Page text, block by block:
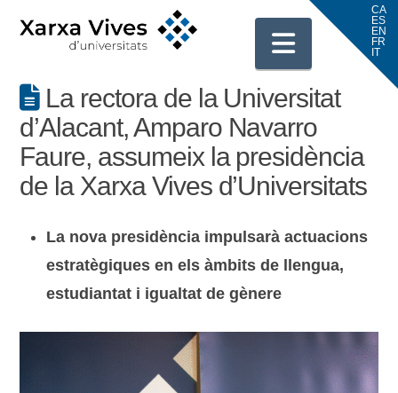
La rectora de la Universitat
d’Alacant, Amparo Navarro
Faure, assumeix la presidència
de la Xarxa Vives d’Universitats
La nova presidència impulsarà actuacions
estratègiques en els àmbits de llengua,
estudiantat i igualtat de gènere